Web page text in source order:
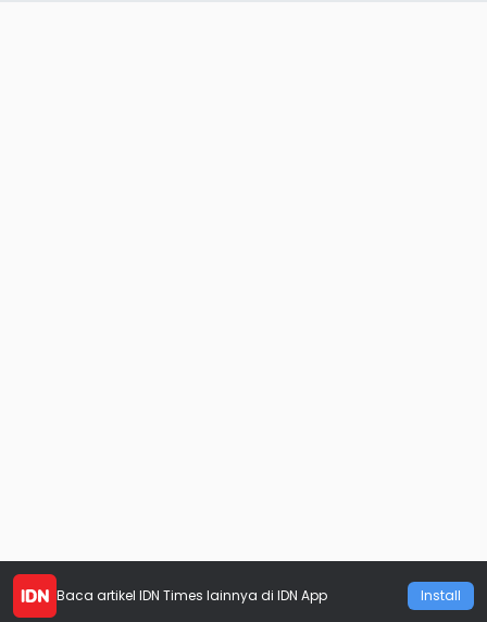
Baca artikel IDN Times lainnya di IDN App Install